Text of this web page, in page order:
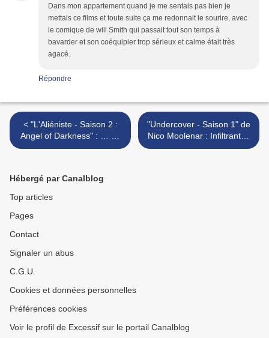
Dans mon appartement quand je me sentais pas bien je
mettais ce films et toute suite ça me redonnait le sourire, avec
le comique de will Smith qui passait tout son temps à
bavarder et son coéquipier trop sérieux et calme était très
agacé.
Répondre
< "L'Aliéniste - Saison 2 :
Angel of Darkness" : … ou
comment rectifier le tir
"Undercover - Saison 1" de
Nico Moolenar : Infiltranten
>
Hébergé par Canalblog
Top articles
Pages
Contact
Signaler un abus
C.G.U.
Cookies et données personnelles
Préférences cookies
Voir le profil de Excessif sur le portail Canalblog